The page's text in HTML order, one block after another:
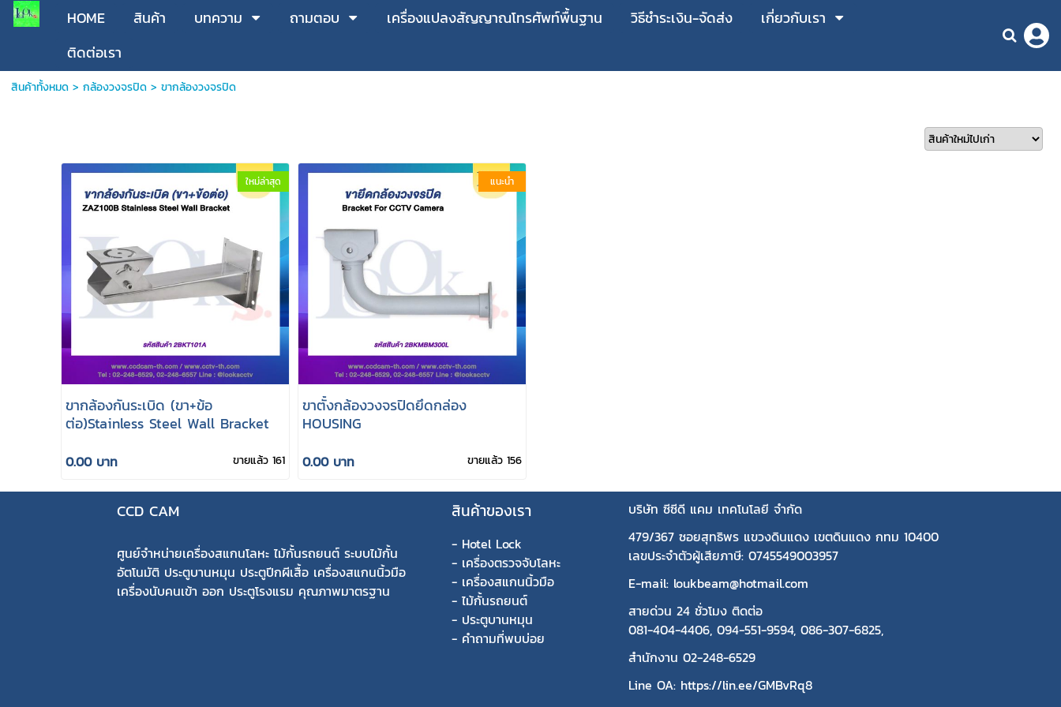
HOME สินค้า บทความ ถามตอบ เครื่องแปลงสัญญาณโทรศัพท์พื้นฐาน วิธีชำระเงิน-จัดส่ง
เกี่ยวกับเรา
ติดต่อเรา
สินค้าทั้งหมด> กล้องวงจรปิด> ขากล้องวงจรปิด
ใหม่ล่าสุด
ขากล้องกันระเบิด (ขา+ข้อ
ต่อ)Stainless Steel Wall Bracket
0.00 บาท ขายแล้ว 161
แนะนำ
ขาตั้งกล้องวงจรปิดยึดกล่อง
HOUSING
0.00 บาท ขายแล้ว 156
CCD CAM
ศูนย์จำหน่ายเครื่องสแกนโลหะ ไม้กั้นรถยนต์ ระบบไม้กั้น
อัตโนมัติ ประตูบานหมุน ประตูปีกผีเสื้อ เครื่องสแกนนิ้วมือ
เครื่องนับคนเข้า ออก ประตูโรงแรม คุณภาพมาตรฐาน
สินค้าของเรา
- Hotel Lock
- เครื่องตรวจจับโลหะ
- เครื่องสแกนนิ้วมือ
- ไม้กั้นรถยนต์
- ประตูบานหมุน
- คำถามที่พบบ่อย
บริษัท ซีซีดี แคม เทคโนโลยี จำกัด
479/367 ซอยสุทธิพร แขวงดินแดง เขตดินแดง กทม 10400
เลขประจำตัวผู้เสียภาษี: 0745549003957
E-mail: loukbeam@hotmail.com
สายด่วน 24 ชั่วโมง ติดต่อ
081-404-4406, 094-551-9594, 086-307-6825,
สำนักงาน 02-248-6529
Line OA: https://lin.ee/GMBvRq8